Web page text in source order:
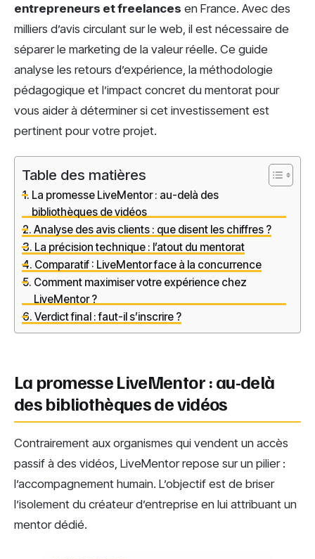
entrepreneurs et freelances en France. Avec des
milliers d’avis circulant sur le web, il est nécessaire de
séparer le marketing de la valeur réelle. Ce guide
analyse les retours d’expérience, la méthodologie
pédagogique et l’impact concret du mentorat pour
vous aider à déterminer si cet investissement est
pertinent pour votre projet.
Table des matières
La promesse LiveMentor : au-delà des
bibliothèques de vidéos
Analyse des avis clients : que disent les chiffres ?
La précision technique : l’atout du mentorat
Comparatif : LiveMentor face à la concurrence
Comment maximiser votre expérience chez
LiveMentor ?
Verdict final : faut-il s’inscrire ?
La promesse LiveMentor : au-delà
des bibliothèques de vidéos
Contrairement aux organismes qui vendent un accès
passif à des vidéos, LiveMentor repose sur un pilier :
l’accompagnement humain. L’objectif est de briser
l’isolement du créateur d’entreprise en lui attribuant un
mentor dédié.